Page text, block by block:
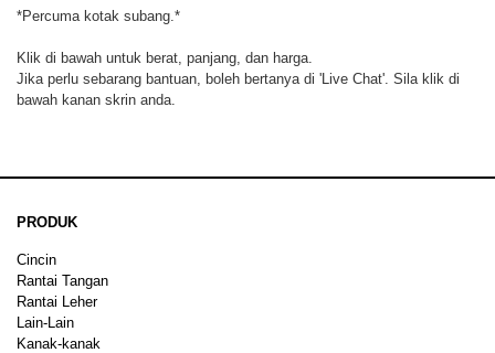
*Percuma kotak subang.*
Klik di bawah untuk berat, panjang, dan harga.
Jika perlu sebarang bantuan, boleh bertanya di 'Live Chat'. Sila klik di
bawah kanan skrin anda.
PRODUK
Cincin
Rantai Tangan
Rantai Leher
Lain-Lain
Kanak-kanak